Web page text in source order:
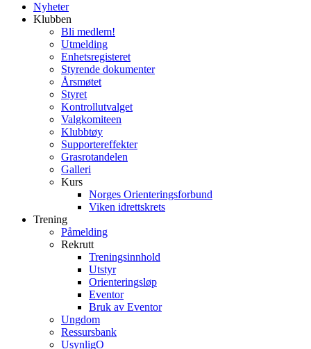
Nyheter
Klubben
Bli medlem!
Utmelding
Enhetsregisteret
Styrende dokumenter
Årsmøtet
Styret
Kontrollutvalget
Valgkomiteen
Klubbtøy
Supportereffekter
Grasrotandelen
Galleri
Kurs
Norges Orienteringsforbund
Viken idrettskrets
Trening
Påmelding
Rekrutt
Treningsinnhold
Utstyr
Orienteringsløp
Eventor
Bruk av Eventor
Ungdom
Ressursbank
UsynligO